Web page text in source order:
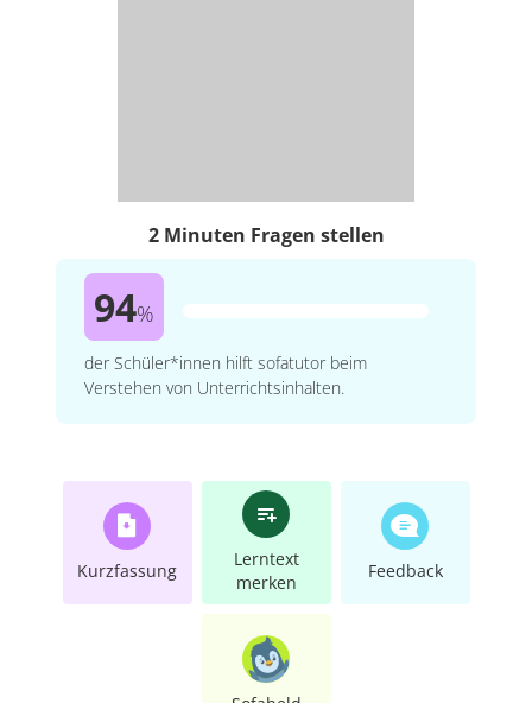
2 Minuten Fragen stellen
94%
der Schüler*innen hilft sofatutor beim
Verstehen von Unterrichtsinhalten.
Kurzfassung
Lerntext
merken
Feedback